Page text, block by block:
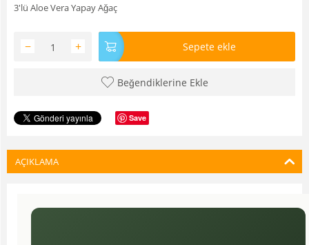
3'lü Aloe Vera Yapay Ağaç
+
− Sepete ekle
Beğendiklerine Ekle
Save
AÇIKLAMA